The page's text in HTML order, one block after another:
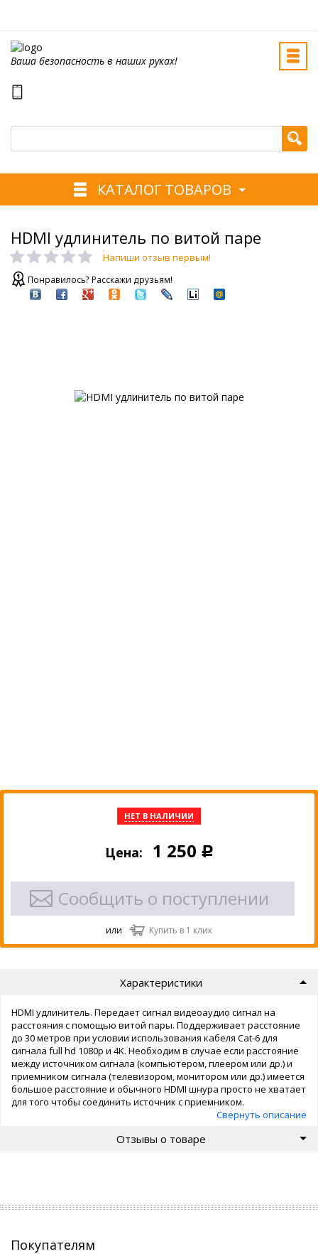
Ваша безопасность в наших руках!
КАТАЛОГ ТОВАРОВ
HDMI удлинитель по витой паре
Напиши отзыв первым!
Понравилось? Расскажи друзьям!
НЕТ В НАЛИЧИИ
Цена: 1 250 Р
Сообщить о поступлении
или Купить в 1 клик
Характеристики
HDMI удлинитель. Передает сигнал видеоаудио сигнал на
расстояния с помощью витой пары. Поддерживает расстояние
до 30 метров при условии использования кабеля Cat-6 для
сигнала full hd 1080p и 4K. Необходим в случае если расстояние
между источником сигнала (компьютером, плеером или др.) и
приемником сигнала (телевизором, монитором или др.) имеется
большое расстояние и обычного HDMI шнура просто не хватает
для того чтобы соединить источник с приемником.
Свернуть описание
Отзывы о товаре
Покупателям